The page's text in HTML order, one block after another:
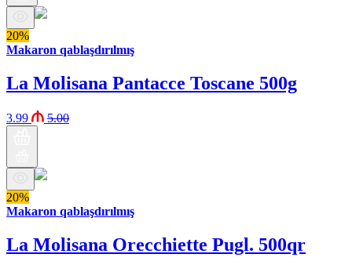
20%
Makaron qablaşdırılmış
La Molisana Pantacce Toscane 500g
3.99 5.00
20%
Makaron qablaşdırılmış
La Molisana Orecchiette Pugl. 500qr